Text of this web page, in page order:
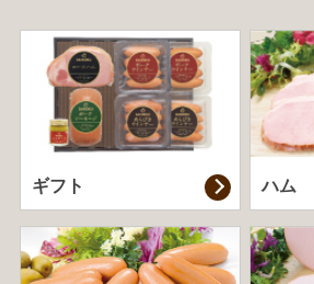
ギフト ハム